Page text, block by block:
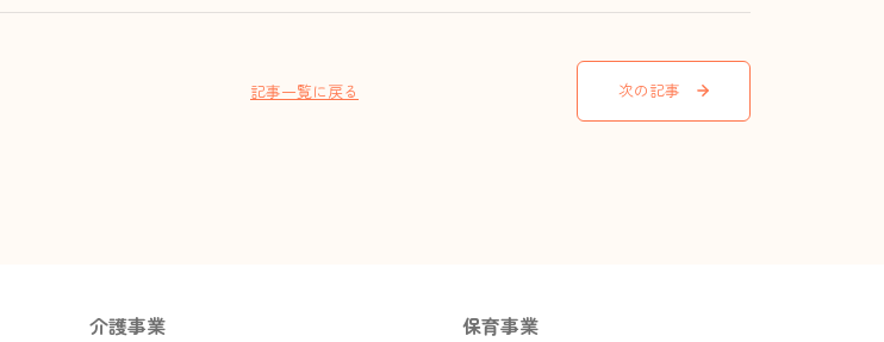
記事一覧に戻る 次の記事
介護事業 保育事業